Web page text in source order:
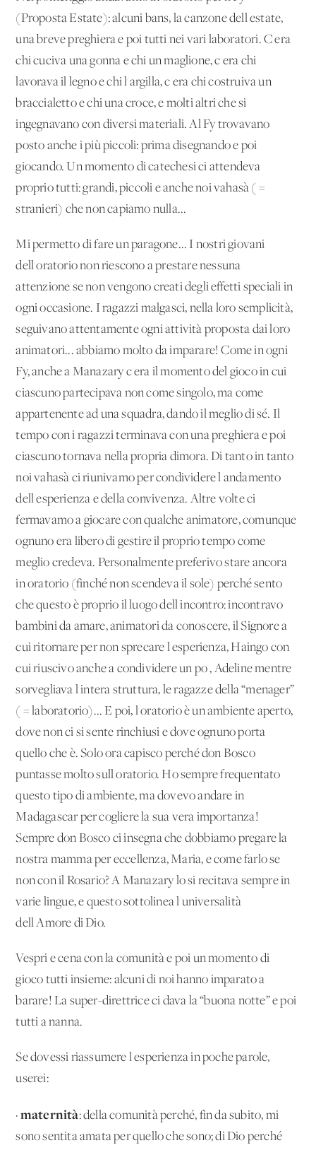
(Proposta Estate): alcuni bans, la canzone dell'estate,
una breve preghiera e poi tutti nei vari laboratori. C'era
chi cuciva una gonna e chi un maglione, c'era chi
lavorava il legno e chi l'argilla, c'era chi costruiva un
braccialetto e chi una croce, e molti altri che si
ingegnavano con diversi materiali. Al Fy trovavano
posto anche i più piccoli: prima disegnando e poi
giocando. Un momento di catechesi ci attendeva
proprio tutti: grandi, piccoli e anche noi vahasà ( =
stranieri) che non capiamo nulla...
Mi permetto di fare un paragone... I nostri giovani
dell'oratorio non riescono a prestare nessuna
attenzione se non vengono creati degli effetti speciali in
ogni occasione. I ragazzi malgasci, nella loro semplicità,
seguivano attentamente ogni attività proposta dai loro
animatori... abbiamo molto da imparare! Come in ogni
Fy, anche a Manazary c'era il momento del gioco in cui
ciascuno partecipava non come singolo, ma come
appartenente ad una squadra, dando il meglio di sé. Il
tempo con i ragazzi terminava con una preghiera e poi
ciascuno tornava nella propria dimora. Di tanto in tanto
noi vahasà ci riunivamo per condividere l'andamento
dell'esperienza e della convivenza. Altre volte ci
fermavamo a giocare con qualche animatore, comunque
ognuno era libero di gestire il proprio tempo come
meglio credeva. Personalmente preferivo stare ancora
in oratorio (finché non scendeva il sole) perché sento
che questo è proprio il luogo dell'incontro: incontravo
bambini da amare, animatori da conoscere, il Signore a
cui ritornare per non sprecare l'esperienza, Haingo con
cui riuscivo anche a condividere un po', Adeline mentre
sorvegliava l'intera struttura, le ragazze della “menager”
( = laboratorio)... E poi, l'oratorio è un ambiente aperto,
dove non ci si sente rinchiusi e dove ognuno porta
quello che è. Solo ora capisco perché don Bosco
puntasse molto sull'oratorio. Ho sempre frequentato
questo tipo di ambiente, ma dovevo andare in
Madagascar per cogliere la sua vera importanza!
Sempre don Bosco ci insegna che dobbiamo pregare la
nostra mamma per eccellenza, Maria, e come farlo se
non con il Rosario? A Manazary lo si recitava sempre in
varie lingue, e questo sottolinea l'universalità
dell'Amore di Dio.
Vespri e cena con la comunità e poi un momento di
gioco tutti insieme: alcuni di noi hanno imparato a
barare! La super-direttrice ci dava la “buona notte” e poi
tutti a nanna.
Se dovessi riassumere l'esperienza in poche parole,
userei:
· maternità: della comunità perché, fin da subito, mi
sono sentita amata per quello che sono; di Dio perché